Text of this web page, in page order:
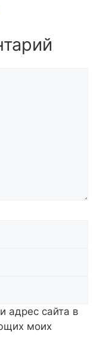
адрес сайта в
моих